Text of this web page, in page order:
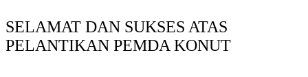
SELAMAT DAN SUKSES ATAS
PELANTIKAN PEMDA KONUT